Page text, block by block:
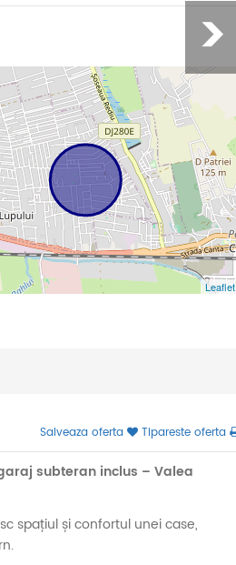
Leaflet
Salveaza oferta Tipareste oferta
subteran inclus – Valea
spațiul și confortul unei case,